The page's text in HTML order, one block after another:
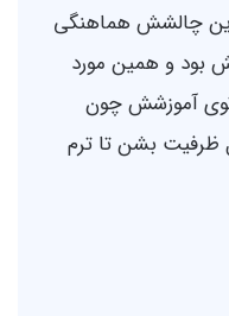
چالشش هماهنگی
بود و همین مورد
توی آموزشش چون
بشن تا ترم